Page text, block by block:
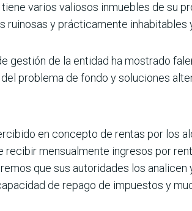
varios valiosos inmuebles de su
ruinosas y prácticamente inhabitables
gestión de la entidad ha mostrado
problema de fondo y soluciones
en concepto de rentas por los
mensualmente ingresos por
que sus autoridades los analicen
de repago de impuestos y